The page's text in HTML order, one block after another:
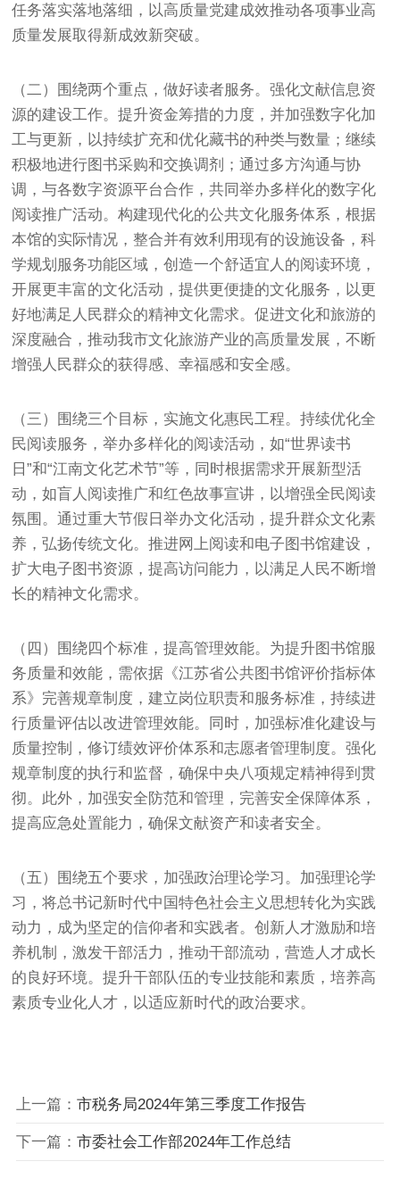
任务落实落地落细，以高质量党建成效推动各项事业高
质量发展取得新成效新突破。
（二）围绕两个重点，做好读者服务。强化文献信息资
源的建设工作。提升资金筹措的力度，并加强数字化加
工与更新，以持续扩充和优化藏书的种类与数量；继续
积极地进行图书采购和交换调剂；通过多方沟通与协
调，与各数字资源平台合作，共同举办多样化的数字化
阅读推广活动。构建现代化的公共文化服务体系，根据
本馆的实际情况，整合并有效利用现有的设施设备，科
学规划服务功能区域，创造一个舒适宜人的阅读环境，
开展更丰富的文化活动，提供更便捷的文化服务，以更
好地满足人民群众的精神文化需求。促进文化和旅游的
深度融合，推动我市文化旅游产业的高质量发展，不断
增强人民群众的获得感、幸福感和安全感。
（三）围绕三个目标，实施文化惠民工程。持续优化全
民阅读服务，举办多样化的阅读活动，如“世界读书
日”和“江南文化艺术节”等，同时根据需求开展新型活
动，如盲人阅读推广和红色故事宣讲，以增强全民阅读
氛围。通过重大节假日举办文化活动，提升群众文化素
养，弘扬传统文化。推进网上阅读和电子图书馆建设，
扩大电子图书资源，提高访问能力，以满足人民不断增
长的精神文化需求。
（四）围绕四个标准，提高管理效能。为提升图书馆服
务质量和效能，需依据《江苏省公共图书馆评价指标体
系》完善规章制度，建立岗位职责和服务标准，持续进
行质量评估以改进管理效能。同时，加强标准化建设与
质量控制，修订绩效评价体系和志愿者管理制度。强化
规章制度的执行和监督，确保中央八项规定精神得到贯
彻。此外，加强安全防范和管理，完善安全保障体系，
提高应急处置能力，确保文献资产和读者安全。
（五）围绕五个要求，加强政治理论学习。加强理论学
习，将总书记新时代中国特色社会主义思想转化为实践
动力，成为坚定的信仰者和实践者。创新人才激励和培
养机制，激发干部活力，推动干部流动，营造人才成长
的良好环境。提升干部队伍的专业技能和素质，培养高
素质专业化人才，以适应新时代的政治要求。
上一篇： 市税务局2024年第三季度工作报告
下一篇： 市委社会工作部2024年工作总结